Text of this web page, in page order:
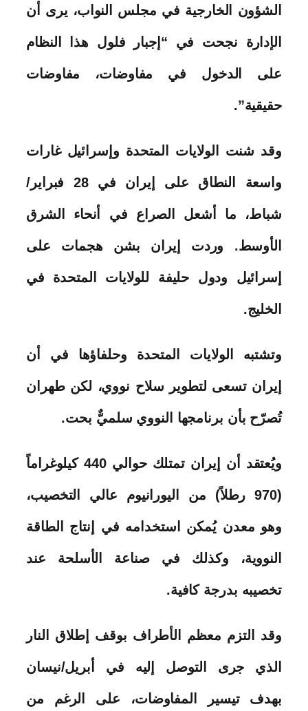
الشؤون الخارجية في مجلس النواب، يرى أن
الإدارة نجحت في “إجبار فلول هذا النظام
على الدخول في مفاوضات، مفاوضات
حقيقية”.
وقد شنت الولايات المتحدة وإسرائيل غارات
واسعة النطاق على إيران في 28 فبراير/
شباط، ما أشعل الصراع في أنحاء الشرق
الأوسط. وردت إيران بشن هجمات على
إسرائيل ودول حليفة للولايات المتحدة في
الخليج.
وتشتبه الولايات المتحدة وحلفاؤها في أن
إيران تسعى لتطوير سلاح نووي، لكن طهران
تُصرّح بأن برنامجها النووي سلميٌّ بحت.
ويُعتقد أن إيران تمتلك حوالي 440 كيلوغراماً
(970 رطلاً) من اليورانيوم عالي التخصيب،
وهو معدن يُمكن استخدامه في إنتاج الطاقة
النووية، وكذلك في صناعة الأسلحة عند
تخصيبه بدرجة كافية.
وقد التزم معظم الأطراف بوقف إطلاق النار
الذي جرى التوصل إليه في أبريل/نيسان
بهدف تيسير المفاوضات، على الرغم من